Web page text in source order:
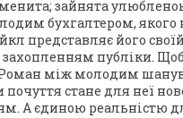
зайнята
бухгалтером,
представляє його
публіки.
Роман між молодим
стане для неї
А єдиною реальністю